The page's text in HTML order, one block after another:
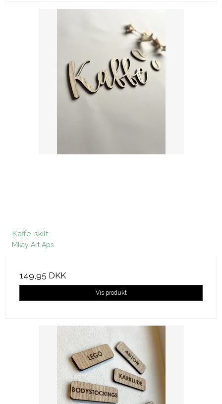
Kaffe-skilt
Mkay Art Aps
149,95 DKK
Vis produkt